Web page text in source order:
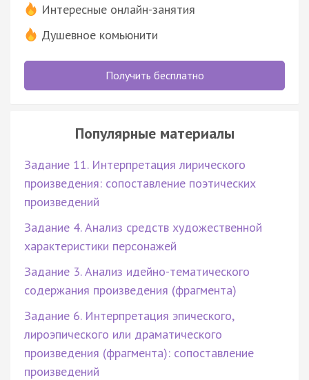
Интересные онлайн-занятия
Душевное комьюнити
Получить бесплатно
Популярные материалы
Задание 11. Интерпретация лирического
произведения: сопоставление поэтических
произведений
Задание 4. Анализ средств художественной
характеристики персонажей
Задание 3. Анализ идейно-тематического
содержания произведения (фрагмента)
Задание 6. Интерпретация эпического,
лироэпического или драматического
произведения (фрагмента): сопоставление
произведений